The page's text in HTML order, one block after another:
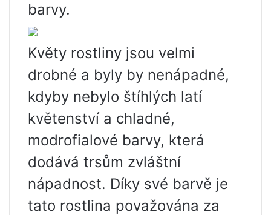
barvy.
Květy rostliny jsou velmi
drobné a byly by nenápadné,
kdyby nebylo štíhlých latí
květenství a chladné,
modrofialové barvy, která
dodává trsům zvláštní
nápadnost. Díky své barvě je
tato rostlina považována za